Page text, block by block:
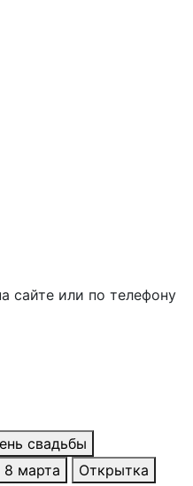
сайте или по телефону
свадьбы
8 марта Открытка